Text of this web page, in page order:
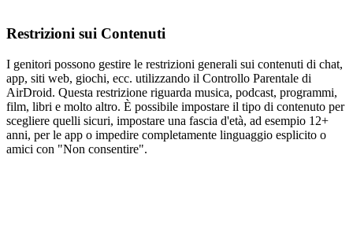
Restrizioni sui Contenuti
I genitori possono gestire le restrizioni generali sui contenuti di chat,
app, siti web, giochi, ecc. utilizzando il Controllo Parentale di
AirDroid. Questa restrizione riguarda musica, podcast, programmi,
film, libri e molto altro. È possibile impostare il tipo di contenuto per
scegliere quelli sicuri, impostare una fascia d'età, ad esempio 12+
anni, per le app o impedire completamente linguaggio esplicito o
amici con "Non consentire".